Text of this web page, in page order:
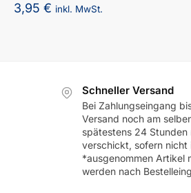
3,95 € inkl. MwSt.
Schneller Versand
Bei Zahlungseingang
Versand noch am
spätestens 24 Stunden
verschickt, sofern
*ausgenommen Artikel
werden nach